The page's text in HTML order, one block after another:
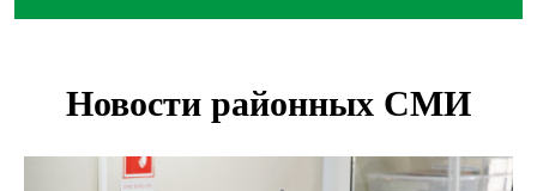
В Новосибирске минздрав объявил бесплатную
В Новосибирске врачи прооперировали 25 тысяч